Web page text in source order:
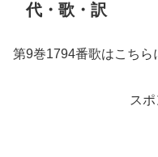
代・歌・訳
第9巻1794番歌はこちら
ス